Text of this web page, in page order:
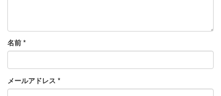
名前 *
メールアドレス *